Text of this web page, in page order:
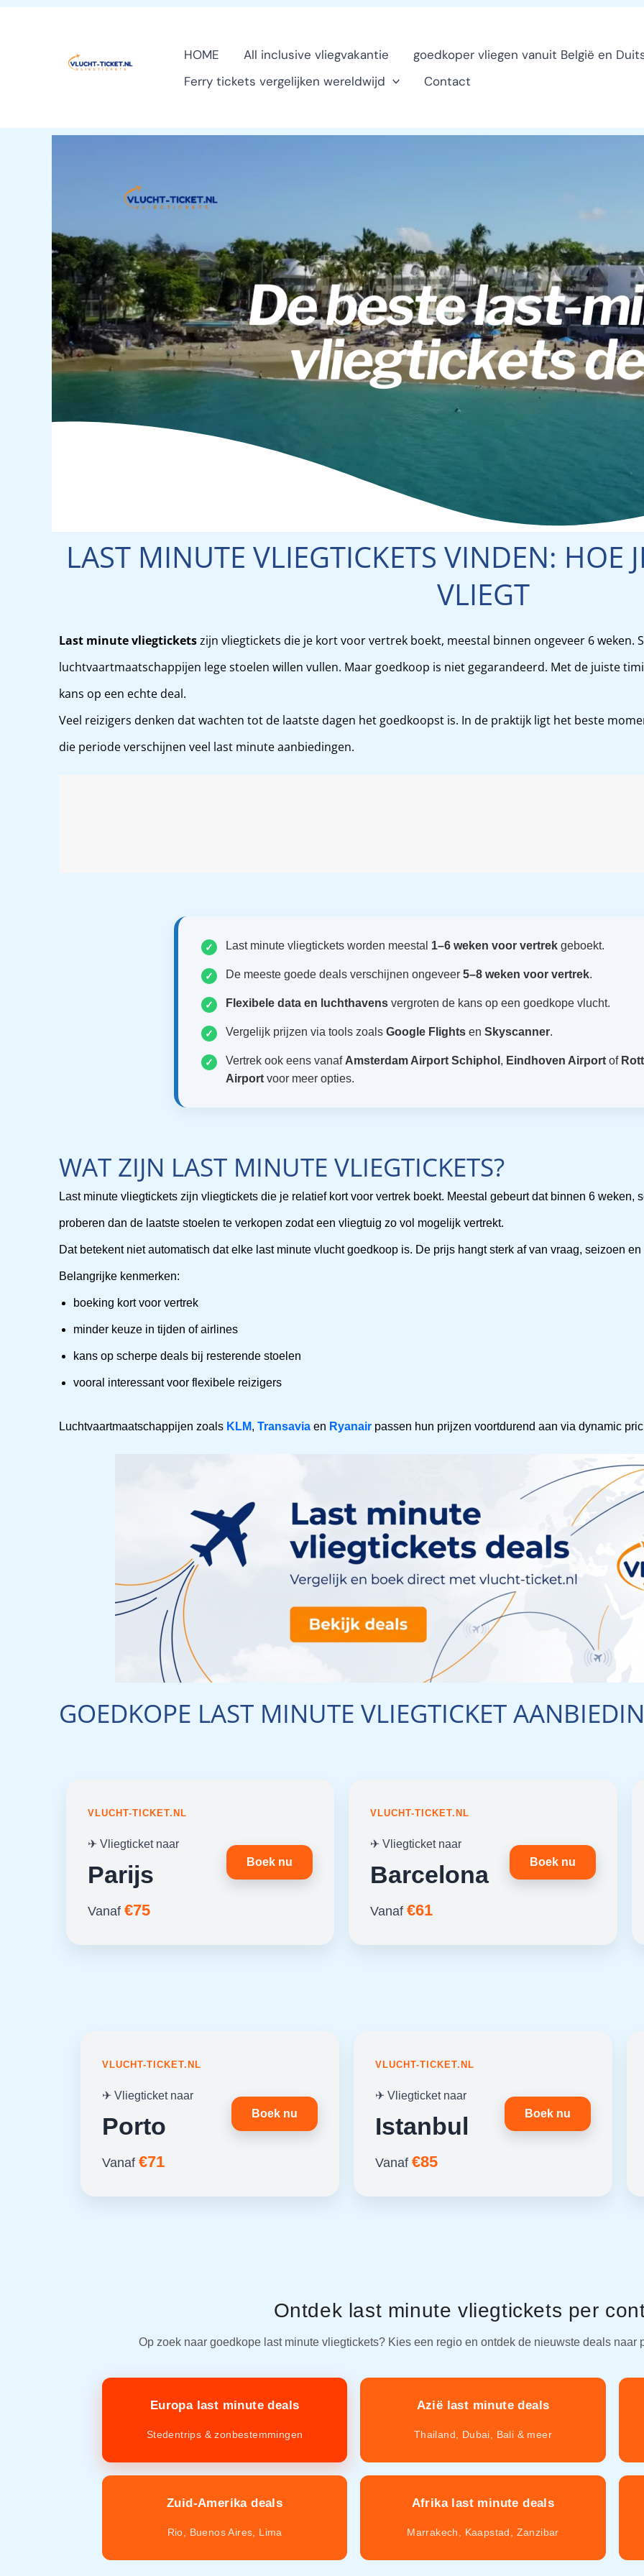
HOME All inclusive vliegvakantie
goedkoper vliegen vanuit België en
Ferry tickets vergelijken wereldwijd
Contact
LAST MINUTE VLIEGTICKETS VINDEN: HOE
VLIEGT
Last minute vliegticketszijn vliegtickets die je kort voor vertrek boekt, meestal binnen ongeveer 6
luchtvaartmaatschappijen lege stoelen willen vullen. Maar goedkoop is niet gegarandeerd. Met de juiste
kans op een echte deal.
Veel reizigers denken dat wachten tot de laatste dagen het goedkoopst is. In de praktijk ligt het beste
die periode verschijnen veel last minute aanbiedingen.
✓ Last minute vliegtickets worden meestal 1–6 weken voor vertrek geboekt.
✓ De meeste goede deals verschijnen ongeveer 5–8 weken voor vertrek.
✓ Flexibele data en luchthavens vergroten de kans op een goedkope vlucht.
✓ Vergelijk prijzen via tools zoals Google Flights en Skyscanner.
✓ Vertrek ook eens vanaf Amsterdam Airport Schiphol , Eindhoven Airport of
Airport voor meer opties.
WAT ZIJN LAST MINUTE VLIEGTICKETS?
Last minute vliegtickets zijn vliegtickets die je relatief kort voor vertrek boekt. Meestal gebeurt dat binnen 6 weken,
proberen dan de laatste stoelen te verkopen zodat een vliegtuig zo vol mogelijk vertrekt.
Dat betekent niet automatisch dat elke last minute vlucht goedkoop is. De prijs hangt sterk af van vraag, seizoen
Belangrijke kenmerken:
boeking kort voor vertrek
minder keuze in tijden of airlines
kans op scherpe deals bij resterende stoelen
vooral interessant voor flexibele reizigers
Luchtvaartmaatschappijen zoals KLM, Transavia en Ryanair passen hun prijzen voortdurend aan via dynamic
GOEDKOPE LAST MINUTE VLIEGTICKET
VLUCHT-TICKET.NL
✈ Vliegticket naar
Parijs
Vanaf €75
Boek nu
VLUCHT-TICKET.NL
✈ Vliegticket naar
Barcelona
Vanaf€61
Boek nu
VLUCHT-TICKET.NL
✈ Vliegticket naar
Porto
Vanaf €71
Boek nu
VLUCHT-TICKET.NL
✈ Vliegticket naar
Istanbul
Vanaf €85
Boek nu
Ontdek last minute vliegtickets per
Op zoek naar goedkope last minute vliegtickets? Kies een regio en ontdek de nieuwste deals
Europa last minute deals
Stedentrips & zonbestemmingen
Azië last minute deals
Thailand, Dubai, Bali & meer
Zuid-Amerika deals
Rio, Buenos Aires, Lima
Afrika last minute deals
Marrakech, Kaapstad, Zanzibar